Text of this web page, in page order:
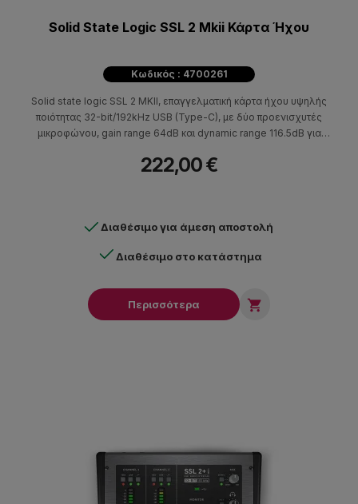
Solid State Logic SSL 2 Mkii Κάρτα Ήχου
Κωδικός : 4700261
Solid state logic SSL 2 MKII, επαγγελματική κάρτα ήχου υψηλής
ποιότητας 32-bit/192kHz USB (Type-C), με δύο προενισχυτές
μικροφώνου, gain range 64dB και dynamic range 116.5dB για
222,00 €
Διαθέσιμο για άμεση αποστολή
Διαθέσιμο στο κατάστημα
Περισσότερα 